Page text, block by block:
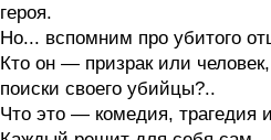
героя.
Но... вспомним про убитого
Кто он — призрак или
поиски своего убийцы?..
Что это — комедия, трагедия